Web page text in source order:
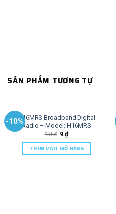
SẢN PHẨM TƯƠNG TỰ
-10%H16MRS Broadband Digital
Radio – Model: H16MRS
10₫ 9₫
THÊM VÀO GIỎ HÀNG